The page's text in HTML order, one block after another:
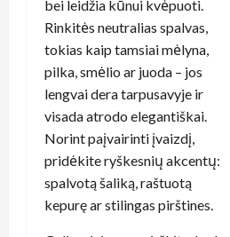
bei leidžia kūnui kvėpuoti.
Rinkitės neutralias spalvas,
tokias kaip tamsiai mėlyna,
pilka, smėlio ar juoda – jos
lengvai dera tarpusavyje ir
visada atrodo elegantiškai.
Norint paįvairinti įvaizdį,
pridėkite ryškesnių akcentų:
spalvotą šaliką, raštuotą
kepurę ar stilingas pirštines.